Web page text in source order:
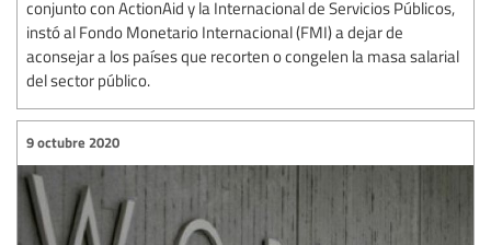
conjunto con ActionAid y la Internacional de Servicios Públicos,
instó al Fondo Monetario Internacional (FMI) a dejar de
aconsejar a los países que recorten o congelen la masa salarial
del sector público.
9 octubre 2020